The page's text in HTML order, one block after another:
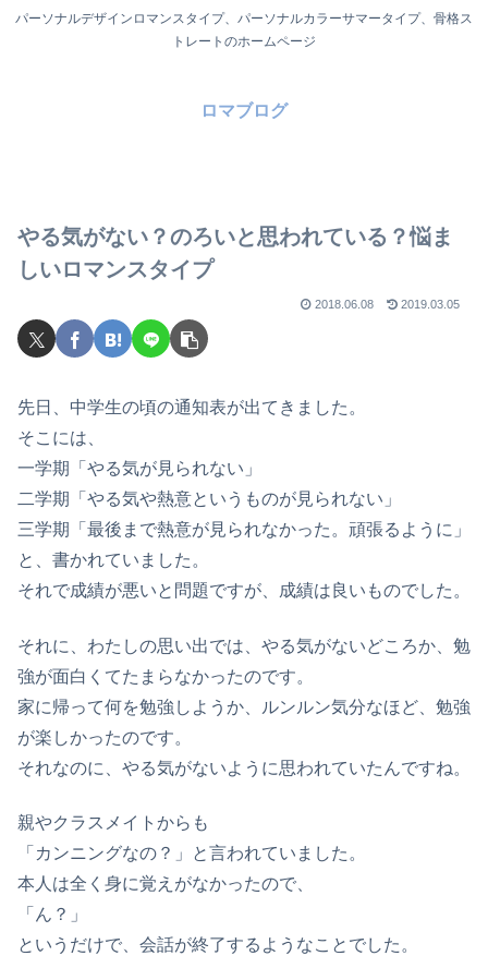
パーソナルデザインロマンスタイプ、パーソナルカラーサマータイプ、骨格ス
トレートのホームページ
ロマブログ
やる気がない？のろいと思われている？悩ま
しいロマンスタイプ
2018.06.08 2019.03.05
先日、中学生の頃の通知表が出てきました。
そこには、
一学期「やる気が見られない」
二学期「やる気や熱意というものが見られない」
三学期「最後まで熱意が見られなかった。頑張るように」
と、書かれていました。
それで成績が悪いと問題ですが、成績は良いものでした。
それに、わたしの思い出では、 やる気がないどころか、勉
強が面白くてたまらなかったのです。
家に帰って何を勉強しようか、ルンルン気分なほど、勉強
が楽しかったのです。
それなのに、やる気がないように思われていたんですね。
親やクラスメイトからも
「カンニングなの？」と言われていました。
本人は全く身に覚えがなかったので、
「ん？」
というだけで、会話が終了するようなことでした。